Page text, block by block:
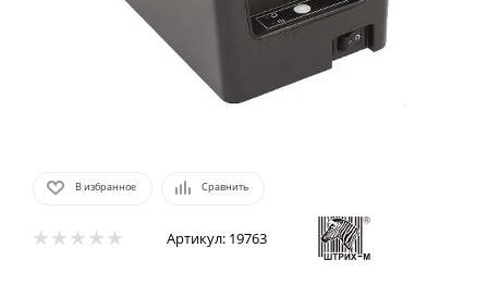
В избранное Сравнить
Артикул: 19763